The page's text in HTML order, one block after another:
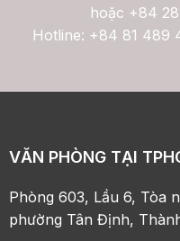
hoặc +84
Hotline: +84 81 489
VĂN PHÒNG TẠI
Phòng 603, Lầu 6, Tòa
phường Tân Định,